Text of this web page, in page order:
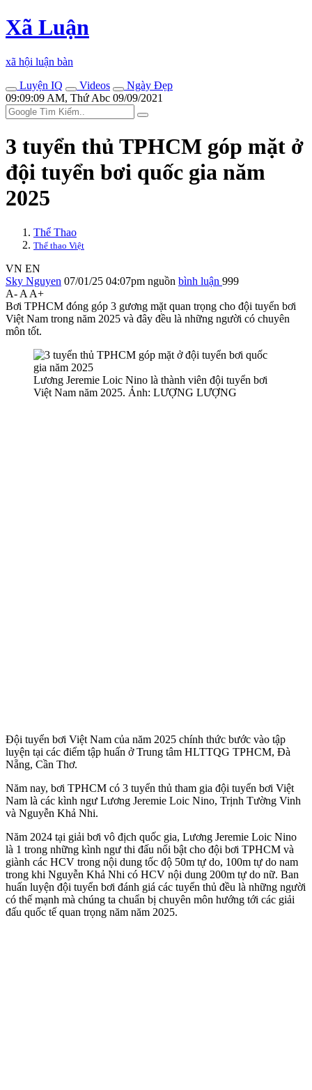
Xã Luận
xã hội luận bàn
Luyện IQ
Videos
Ngày Đẹp
09:09:09 AM, Thứ Abc 09/09/2021
3 tuyển thủ TPHCM góp mặt ở
đội tuyển bơi quốc gia năm
2025
Thể Thao
Thể thao Việt
VN EN
Sky Nguyen 07/01/25 04:07pm nguồn bình luận 999
A- A A+
Bơi TPHCM đóng góp 3 gương mặt quan trọng cho đội tuyển bơi
Việt Nam trong năm 2025 và đây đều là những người có chuyên
môn tốt.
Lương Jeremie Loic Nino là thành viên đội tuyển bơi
Việt Nam năm 2025. Ảnh: LƯỢNG LƯỢNG
Đội tuyển bơi Việt Nam của năm 2025 chính thức bước vào tập
luyện tại các điểm tập huấn ở Trung tâm HLTTQG TPHCM, Đà
Nẵng, Cần Thơ.
Năm nay, bơi TPHCM có 3 tuyển thủ tham gia đội tuyển bơi Việt
Nam là các kình ngư Lương Jeremie Loic Nino, Trịnh Tường Vinh
và Nguyễn Khả Nhi.
Năm 2024 tại giải bơi vô địch quốc gia, Lương Jeremie Loic Nino
là 1 trong những kình ngư thi đấu nổi bật cho đội bơi TPHCM và
giành các HCV trong nội dung tốc độ 50m tự do, 100m tự do nam
trong khi Nguyễn Khả Nhi có HCV nội dung 200m tự do nữ. Ban
huấn luyện đội tuyển bơi đánh giá các tuyển thủ đều là những người
có thế mạnh mà chúng ta chuẩn bị chuyên môn hướng tới các giải
đấu quốc tế quan trọng năm năm 2025.